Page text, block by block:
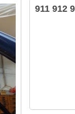
VINTAGE911 912